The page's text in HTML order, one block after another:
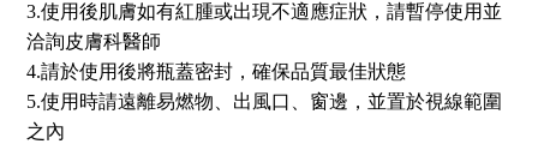
3.使用後肌膚如有紅腫或出現不適應症狀，請暫停使用並
洽詢皮膚科醫師
4.請於使用後將瓶蓋密封，確保品質最佳狀態
5.使用時請遠離易燃物、出風口、窗邊，並置於視線範圍
之內